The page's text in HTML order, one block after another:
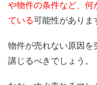
や物件の条件など、何
ている可能性がありま
物件が売れない原因を
講じるべきでしょう。